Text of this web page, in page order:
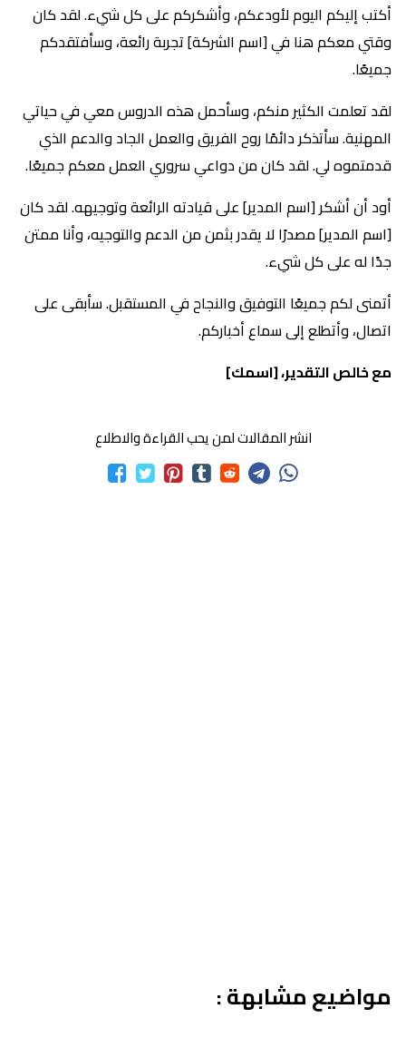
أكتب إليكم اليوم لأودعكم، وأشكركم على كل شيء. لقد كان
وقتي معكم هنا في [اسم الشركة] تجربة رائعة، وسأفتقدكم
جميعًا.
لقد تعلمت الكثير منكم، وسأحمل هذه الدروس معي في حياتي
المهنية. سأتذكر دائمًا روح الفريق والعمل الجاد والدعم الذي
قدمتموه لي. لقد كان من دواعي سروري العمل معكم جميعًا.
أود أن أشكر [اسم المدير] على قيادته الرائعة وتوجيهه. لقد كان
[اسم المدير] مصدرًا لا يقدر بثمن من الدعم والتوجيه، وأنا ممتن
جدًا له على كل شيء.
أتمنى لكم جميعًا التوفيق والنجاح في المستقبل. سأبقى على
اتصال، وأتطلع إلى سماع أخباركم.
مع خالص التقدير، [اسمك]
انشر المقالات لمن يحب القراءة والاطلاع
مواضيع مشابهة :